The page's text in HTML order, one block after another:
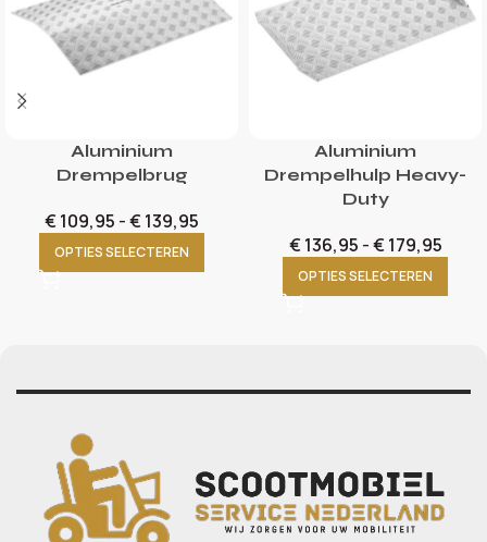
Aluminium
Drempelbrug
€ 109,95 -€ 139,95
OPTIES SELECTEREN
Aluminium
Drempelhulp Heavy-
Duty
€ 136,95 -€ 179,95
OPTIES SELECTEREN